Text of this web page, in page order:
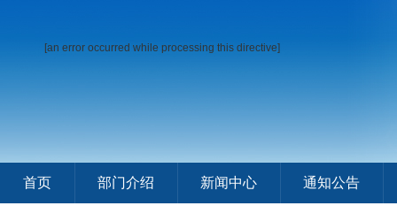
[an error occurred while processing this directive]
首页 部门介绍 新闻中心 通知公告